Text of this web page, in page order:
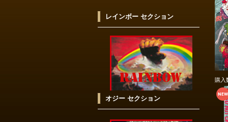
購入
レインボー セクション
オジー セクション